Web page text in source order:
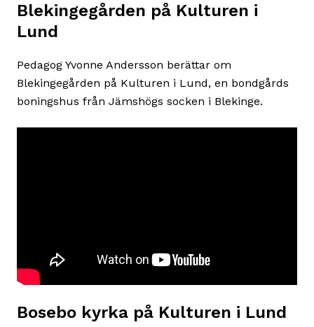
Blekingegården på Kulturen i
Lund
Pedagog Yvonne Andersson berättar om
Blekingegården på Kulturen i Lund, en bondgårds
boningshus från Jämshögs socken i Blekinge.
Bosebo kyrka på Kulturen i Lund